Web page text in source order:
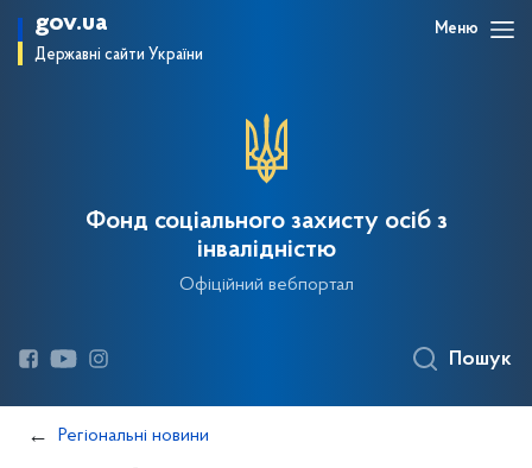
gov.ua
Державні сайти України
Меню
Фонд соціального захисту осіб з
інвалідністю
Офіційний вебпортал
Пошук
Регіональні новини